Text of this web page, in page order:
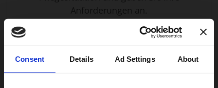
Consent Details Ad Settings About
bedeutet das Zuhause Stabilität und
Orientierung.
Durch die gemeinsame
Zeit entsteht Vertrauen – eine Basis, die für das
Wohlbefinden entscheidend ist.
Entlastung für Angehörige:Familien können
Anforderungen an.